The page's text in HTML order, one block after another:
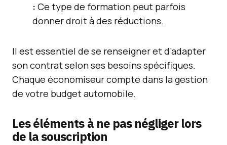
: Ce type de formation peut parfois
donner droit à des réductions.
Il est essentiel de se renseigner et d’adapter
son contrat selon ses besoins spécifiques.
Chaque économiseur compte dans la gestion
de votre budget automobile.
Les éléments à ne pas négliger lors
de la souscription